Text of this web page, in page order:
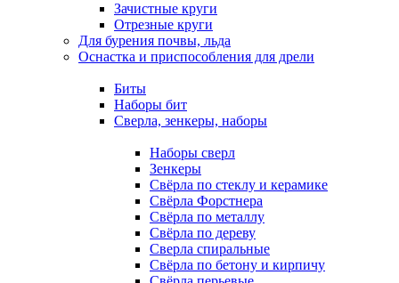
Зачистные круги
Отрезные круги
Для бурения почвы, льда
Оснастка и приспособления для дрели
Биты
Наборы бит
Сверла, зенкеры, наборы
Наборы сверл
Зенкеры
Свёрла по стеклу и керамике
Свёрла Форстнера
Свёрла по металлу
Свёрла по дереву
Сверла спиральные
Свёрла по бетону и кирпичу